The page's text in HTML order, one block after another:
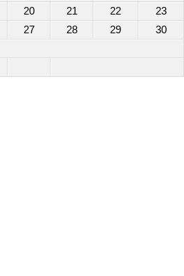
20 21 22
23
27 28 29
30